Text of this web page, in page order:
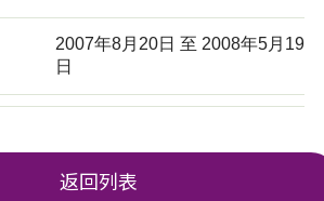
2007年8月20日 至 2008年5月19
日
返回列表